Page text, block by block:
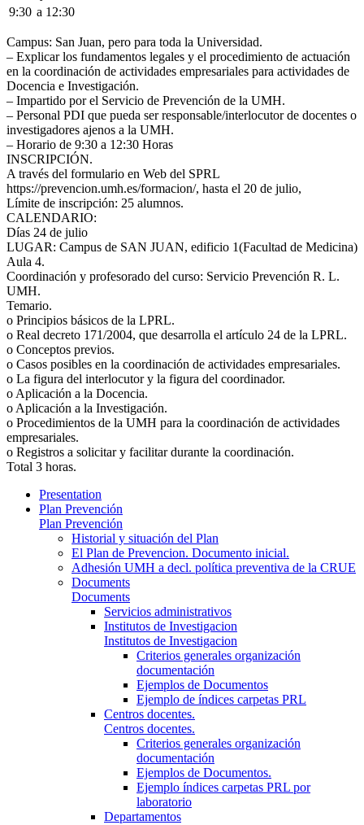
9:30 a 12:30
Campus: San Juan, pero para toda la Universidad.
– Explicar los fundamentos legales y el procedimiento de actuación
en la coordinación de actividades empresariales para actividades de
Docencia e Investigación.
– Impartido por el Servicio de Prevención de la UMH.
– Personal PDI que pueda ser responsable/interlocutor de docentes o
investigadores ajenos a la UMH.
– Horario de 9:30 a 12:30 Horas
INSCRIPCIÓN.
A través del formulario en Web del SPRL
https://prevencion.umh.es/formacion/, hasta el 20 de julio,
Límite de inscripción: 25 alumnos.
CALENDARIO:
Días 24 de julio
LUGAR: Campus de SAN JUAN, edificio 1(Facultad de Medicina)
Aula 4.
Coordinación y profesorado del curso: Servicio Prevención R. L.
UMH.
Temario.
o Principios básicos de la LPRL.
o Real decreto 171/2004, que desarrolla el artículo 24 de la LPRL.
o Conceptos previos.
o Casos posibles en la coordinación de actividades empresariales.
o La figura del interlocutor y la figura del coordinador.
o Aplicación a la Docencia.
o Aplicación a la Investigación.
o Procedimientos de la UMH para la coordinación de actividades
empresariales.
o Registros a solicitar y facilitar durante la coordinación.
Total 3 horas.
Presentation
Plan Prevención
Plan Prevención
Historial y situación del Plan
El Plan de Prevencion. Documento inicial.
Adhesión UMH a decl. política preventiva de la CRUE
Documents
Documents
Servicios administrativos
Institutos de Investigacion
Institutos de Investigacion
Criterios generales organización
documentación
Ejemplos de Documentos
Ejemplo de índices carpetas PRL
Centros docentes.
Centros docentes.
Criterios generales organización
documentación
Ejemplos de Documentos.
Ejemplo índices carpetas PRL por
laboratorio
Departamentos